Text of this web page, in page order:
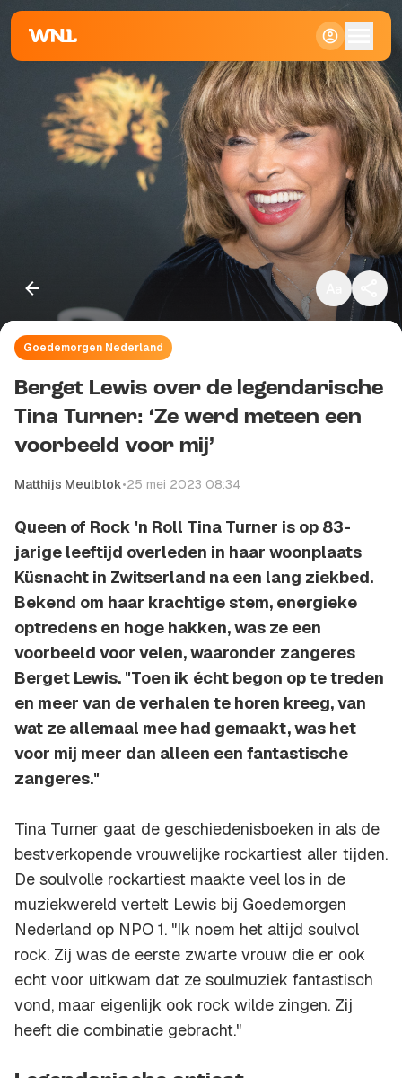
Klein
Standaard
Groot
Goedemorgen Nederland
Berget Lewis over de legendarische
Tina Turner: ‘Ze werd meteen een
voorbeeld voor mij’
Matthijs Meulblok•25 mei 2023 08:34
Queen of Rock 'n Roll Tina Turner is op 83-
jarige leeftijd overleden in haar woonplaats
Küsnacht in Zwitserland na een lang ziekbed.
Bekend om haar krachtige stem, energieke
optredens en hoge hakken, was ze een
voorbeeld voor velen, waaronder zangeres
Berget Lewis. "Toen ik écht begon op te treden
en meer van de verhalen te horen kreeg, van
wat ze allemaal mee had gemaakt, was het
voor mij meer dan alleen een fantastische
zangeres."
Tina Turner gaat de geschiedenisboeken in als de
bestverkopende vrouwelijke rockartiest aller tijden.
De soulvolle rockartiest maakte veel los in de
muziekwereld vertelt Lewis bij Goedemorgen
Nederland op NPO 1. "Ik noem het altijd soulvol
rock. Zij was de eerste zwarte vrouw die er ook
echt voor uitkwam dat ze soulmuziek fantastisch
vond, maar eigenlijk ook rock wilde zingen. Zij
heeft die combinatie gebracht."